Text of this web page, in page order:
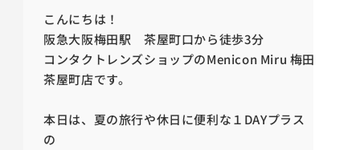
こんにちは！
阪急大阪梅田駅 茶屋町口から徒歩3分
コンタクトレンズショップのMenicon Miru 梅田
茶屋町店です。
本日は、夏の旅行や休日に便利な１DAYプラス
の